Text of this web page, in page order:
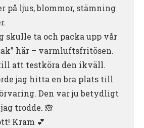
på ljus, blommor, stämning
skulle ta och packa upp vår
här – varmluftsfritösen.
att testköra den ikväll.
jag hitta en bra plats till
Den var ju betydligt
trodde. 🙈
Kram 💕